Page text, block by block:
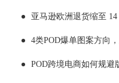
亚马逊欧洲退货缩至 14
4类POD爆单图案方向
POD跨境电商如何规避